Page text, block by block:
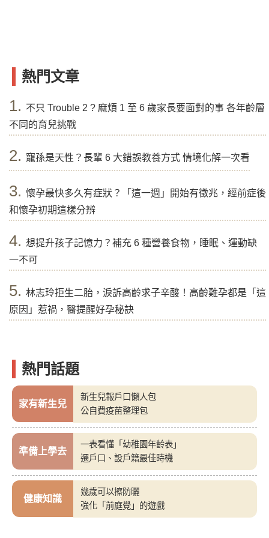
熱門文章
1. 不只 Trouble 2 ? 麻煩 1 至 6 歲家長要面對的事 各年齡層
不同的育兒挑戰
2. 寵孫是天性？長輩 6 大錯誤教養方式 情境化解一次看
3. 懷孕最快多久有症狀？「這一週」開始有徵兆，經前症後
和懷孕初期這樣分辨
4. 想提升孩子記憶力？補充 6 種營養食物，睡眠、運動缺
一不可
5. 林志玲拒生二胎，淚訴高齡求子辛酸！高齡難孕都是「這
原因」惹禍，醫提醒好孕秘訣
熱門話題
家有新生兒
新生兒報戶口懶人包
公自費疫苗整理包
準備上學去
一表看懂「幼稚園年齡表」
遷戶口、設戶籍最佳時機
健康知識
幾歲可以擦防曬
強化「前庭覺」的遊戲